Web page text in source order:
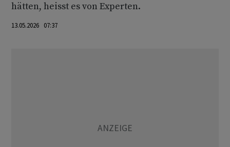
hätten, heisst es von Experten.
13.05.2026 07:37